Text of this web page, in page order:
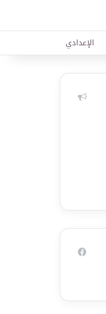
الإعدادي